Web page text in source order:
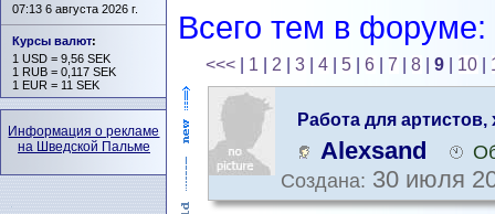
Всего тем в форуме:
<<< 1 2 |3 |4 5 |6 |7 |8 |9 10
Работа для
Alexsand
Создана: 30 июля
07:13 6 августа 2026 г.
Курсы валют:
1 USD = 9,56 SEK
1 RUB = 0,117 SEK
1 EUR = 11 SEK
Информация о рекламе
на Шведской Пальме